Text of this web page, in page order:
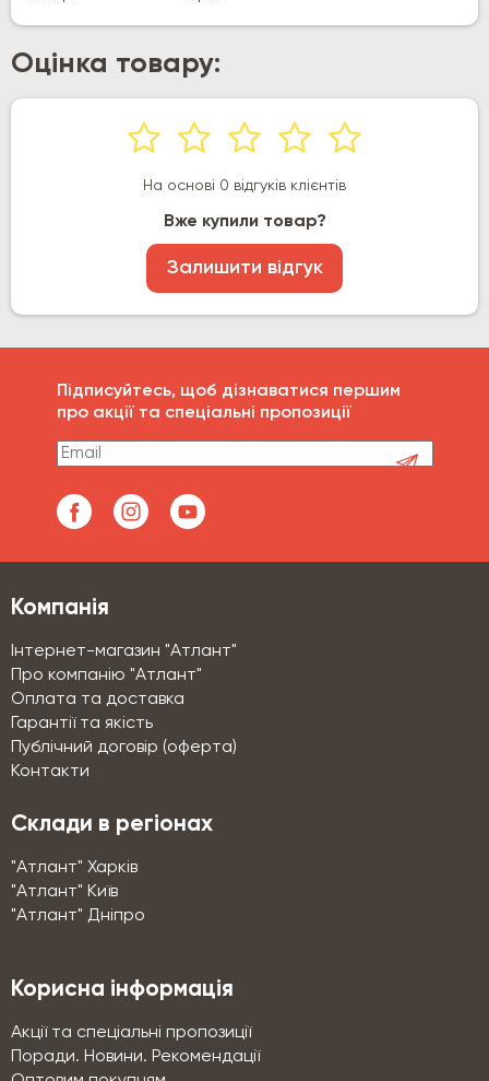
Оцінка товару:
На основі 0 відгуків клієнтів
Вже купили товар?
Залишити відгук
Підписуйтесь, щоб дізнаватися першим
про акції та спеціальні пропозиції
Компанія
Інтернет-магазин "Атлант"
Про компанію "Атлант"
Оплата та доставка
Гарантії та якість
Публічний договір (оферта)
Контакти
Склади в регіонах
"Атлант" Харків
"Атлант" Київ
"Атлант" Дніпро
Корисна інформація
Акції та спеціальні пропозиції
Поради. Новини. Рекомендації